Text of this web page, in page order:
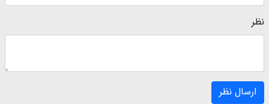
نظر
ارسال نظر